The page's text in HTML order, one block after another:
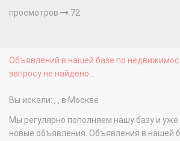
просмотров 72
Объявлений в нашей базе по
запросу не найдено...
Вы искали: , , в Москве
Мы регулярно пополняем нашу базу и уже
новые объявления. Объявления в нашей